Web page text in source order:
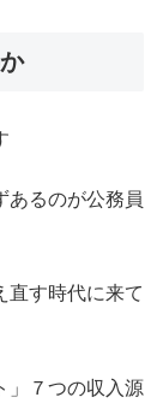
あるのが公務員
直す時代に来て
」７つの収入源